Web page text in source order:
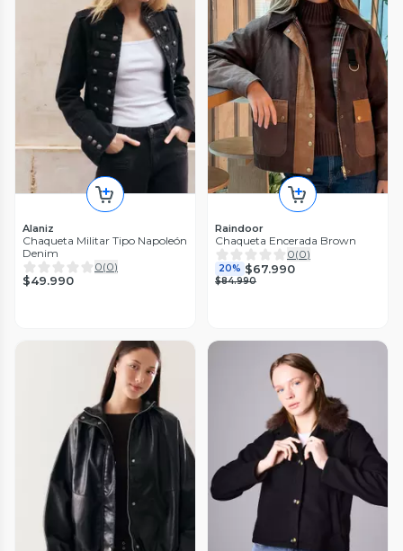
Alaniz
Chaqueta Militar Tipo Napoleón
Denim
0(0)
$49.990
Raindoor
Chaqueta Encerada Brown
0(0)
20% $67.990
$84.990